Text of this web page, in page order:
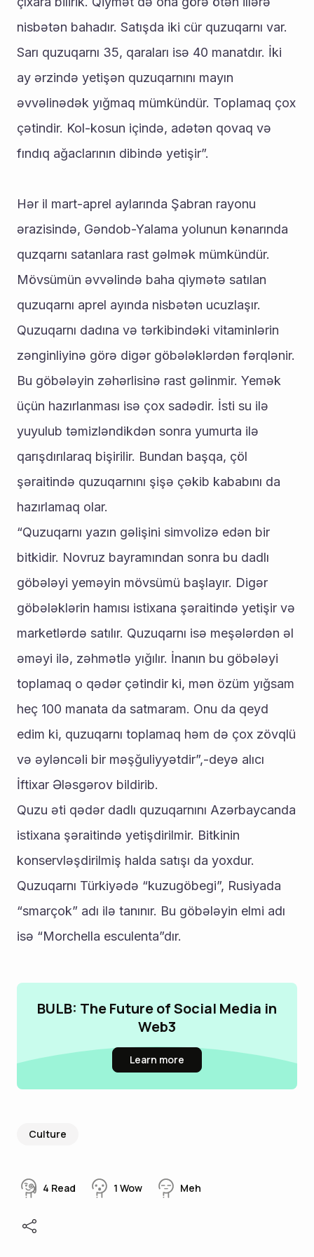
nisbətən bahadır. Satışda iki cür quzuqarnı var.
Sarı quzuqarnı 35, qaraları isə 40 manatdır. İki
ay ərzində yetişən quzuqarnını mayın
əvvəlinədək yığmaq mümkündür. Toplamaq çox
çətindir. Kol-kosun içində, adətən qovaq və
fındıq ağaclarının dibində yetişir”.
Hər il mart-aprel aylarında Şabran rayonu
ərazisində, Gəndob-Yalama yolunun kənarında
quzqarnı satanlara rast gəlmək mümkündür.
Mövsümün əvvəlində baha qiymətə satılan
quzuqarnı aprel ayında nisbətən ucuzlaşır.
Quzuqarnı dadına və tərkibindəki vitaminlərin
zənginliyinə görə digər göbələklərdən fərqlənir.
Bu göbələyin zəhərlisinə rast gəlinmir. Yemək
üçün hazırlanması isə çox sadədir. İsti su ilə
yuyulub təmizləndikdən sonra yumurta ilə
qarışdırılaraq bişirilir. Bundan başqa, çöl
şəraitində quzuqarnını şişə çəkib kababını da
hazırlamaq olar.
“Quzuqarnı yazın gəlişini simvolizə edən bir
bitkidir. Novruz bayramından sonra bu dadlı
göbələyi yeməyin mövsümü başlayır. Digər
göbələklərin hamısı istixana şəraitində yetişir və
marketlərdə satılır. Quzuqarnı isə meşələrdən əl
əməyi ilə, zəhmətlə yığılır. İnanın bu göbələyi
toplamaq o qədər çətindir ki, mən özüm yığsam
heç 100 manata da satmaram. Onu da qeyd
edim ki, quzuqarnı toplamaq həm də çox zövqlü
və əyləncəli bir məşğuliyyətdir”,-deyə alıcı
İftixar Ələsgərov bildirib.
Quzu əti qədər dadlı quzuqarnını Azərbaycanda
istixana şəraitində yetişdirilmir. Bitkinin
konservləşdirilmiş halda satışı da yoxdur.
Quzuqarnı Türkiyədə “kuzugöbegi”, Rusiyada
“smarçok” adı ilə tanınır. Bu göbələyin elmi adı
isə “Morchella esculenta”dır.
BULB: The Future of Social Media in
Web3
Learn more
Culture
4 Read 1 Wow Meh